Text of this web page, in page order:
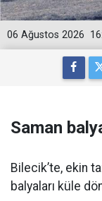
06 Ağustos 2026
Saman
Bilecik’te, ekin
balyaları küle